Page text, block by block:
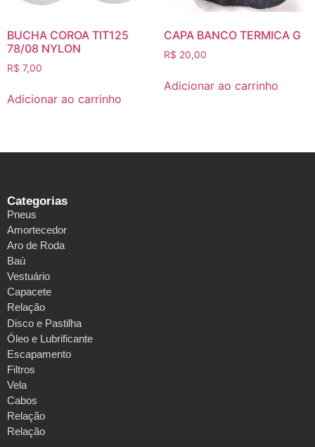
BUCHA COROA TIT125
78/08 NYLON
R$ 7,00
Adicionar ao carrinho
CAPA BANCO TERMICA G
R$ 20,00
Adicionar ao carrinho
Categorias
Pneus
Amortecedor
Aro de Roda
Baú
Vestuário
Capacete
Relação
Disco e Pastilha
Óleo e Lubrificante
Escapamento
Filtros
Vela
Cabos
Relação
Relação